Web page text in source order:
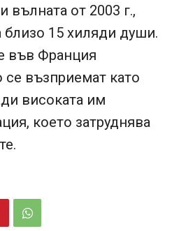
от 2003 г.,
близо 15 хиляди души.
във Франция
се възприемат като
високата им
което затруднява